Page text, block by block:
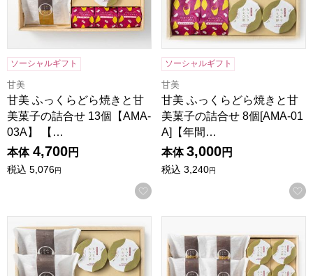
ソーシャルギフト
甘美
甘美 ふっくらどら焼きと甘
美菓子の詰合せ 13個【AMA-
03A】 【…
本体 4,700円
税込 5,076円
お気に入りに登録する
ソーシャルギフト
甘美
甘美 ふっくらどら焼きと甘
美菓子の詰合せ 8個[AMA-01
A]【年間…
本体 3,000円
税込 3,240円
甘美 ふっくらどら焼きと甘美菓子の詰合せ 10個[AMA-02A]